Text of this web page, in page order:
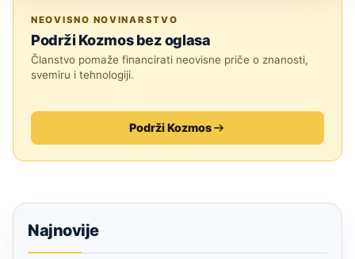
NEOVISNO NOVINARSTVO
Podrži Kozmos bez oglasa
Članstvo pomaže financirati neovisne priče o znanosti,
svemiru i tehnologiji.
Podrži Kozmos
Najnovije